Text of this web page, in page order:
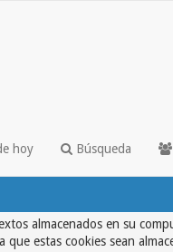
hoy Búsqueda
almacenados en su
estas cookies sean